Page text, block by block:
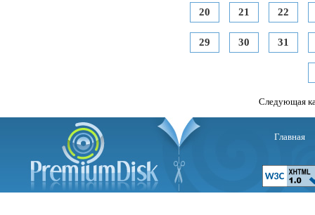
20 21 22
29 30 31
Следующая
Главная